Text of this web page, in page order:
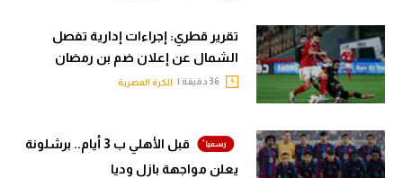
تقرير قطري: إجراءات إدارية تفصل
الشمال عن إعلان ضم بن رمضان
الكرة المصرية
قبل الأهلي ب 3 أيام.. برشلونة
يعلن مواجهة بازل وديا